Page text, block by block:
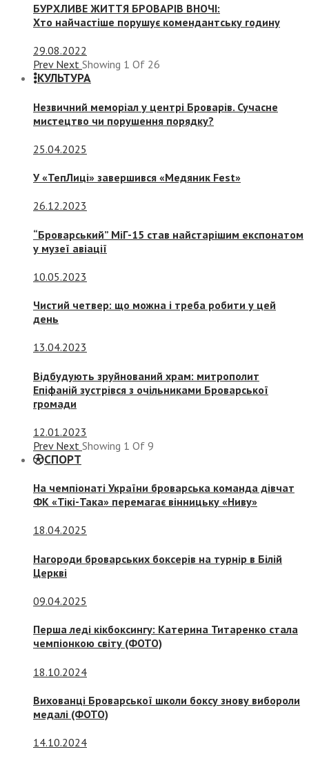
БУРХЛИВЕ ЖИТТЯ БРОВАРІВ ВНОЧІ:
Хто найчастіше порушує комендантську годину
29.08.2022
Prev Next Showing 1 Of 26
КУЛЬТУРА
Незвичний меморіал у центрі Броварів. Сучасне
мистецтво чи порушення порядку?
25.04.2025
У «ТепЛиці» завершився «Медяник Fest»
26.12.2023
“Броварський” МіГ-15 став найстарішим експонатом
у музеї авіації
10.05.2023
Чистий четвер: що можна і треба робити у цей
день
13.04.2023
Відбудують зруйнований храм: митрополит
Епіфаній зустрівся з очільниками Броварської
громади
12.01.2023
Prev Next Showing 1 Of 9
СПОРТ
На чемпіонаті України броварська команда дівчат
ФК «Тікі-Така» перемагає вінницьку «Ниву»
18.04.2025
Нагороди броварських боксерів на турнір в Білій
Церкві
09.04.2025
Перша леді кікбоксингу: Катерина Титаренко стала
чемпіонкою світу (ФОТО)
18.10.2024
Вихованці Броварської школи боксу знову вибороли
медалі (ФОТО)
14.10.2024